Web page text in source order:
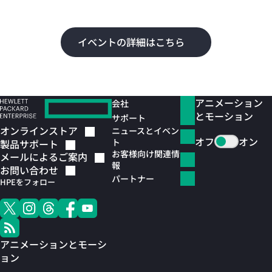
イベントの詳細はこちら
オンラインストア
製品サポート
メールによるご案内
お問い合わせ
HPEをフォロー
アニメーションとモーシ
ョン
会社
サポート
ニュースとイベン
ト
お客様向け関連情
報
パートナー
アニメーション
とモーション
オフ
オン